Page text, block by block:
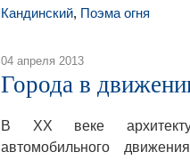
Кандинский, Поэма огня
04 апреля 2013
Города в
В XX веке
автомобильного